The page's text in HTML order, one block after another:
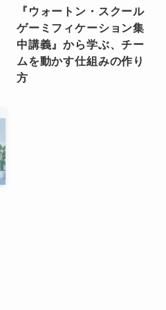
『ウォートン・スクール
ゲーミフィケーション集
中講義』から学ぶ、チー
ムを動かす仕組みの作り
方